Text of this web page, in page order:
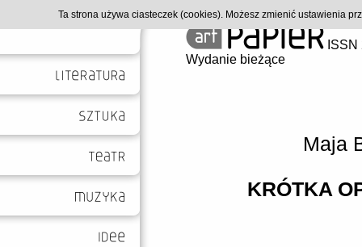
Wydanie bieżące
Maja
KRÓTKA
Ta strona używa ciasteczek (cookies). Możesz zmienić ustawienia